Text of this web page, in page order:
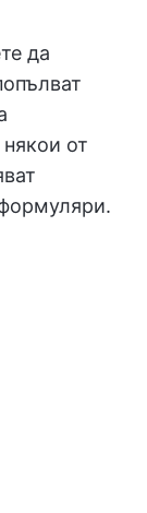
да
от